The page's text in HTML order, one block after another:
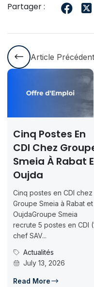
Partager :
Article Précédent
Cinq Postes En
CDI Chez
Smeia À Rabat
Oujda
Cinq postes en CDI chez
Groupe Smeia à Rabat et
OujdaGroupe Smeia
recrute 5 postes en CDI
chef SAV...
Actualités
July 13, 2026
Read More